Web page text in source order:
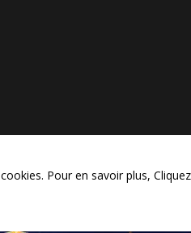
2003–2026 Bollymarket.com -
Pour en savoir plus,